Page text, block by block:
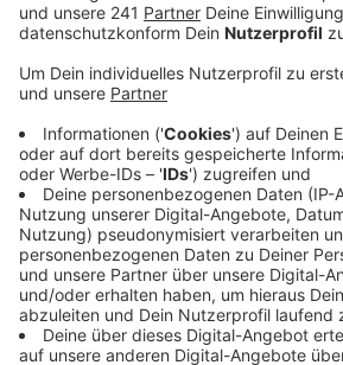
Anzeige
großen und ganzen wirft die
Raub und Beschaffungskriminalität
um beispielsweise schnelles Geld zu
Frau sei drogensüchtig, sagt ein
Amtsgerichts. Ob es am Ende aber
Haftstrafe kommt, steht noch in
Gutachter ist eingeschaltet. Er soll
schuldfähig ist.